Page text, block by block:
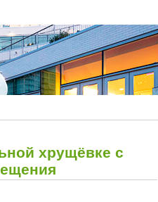
хрущёвке с